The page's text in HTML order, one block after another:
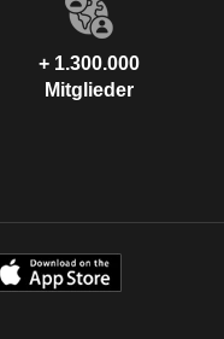
+ 1.300.000
Mitglieder